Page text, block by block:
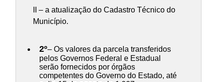
II – a atualização do Cadastro Técnico do
Município.
2º– Os valores da parcela transferidos
pelos Governos Federal e Estadual
serão fornecidos por órgãos
competentes do Governo do Estado, até